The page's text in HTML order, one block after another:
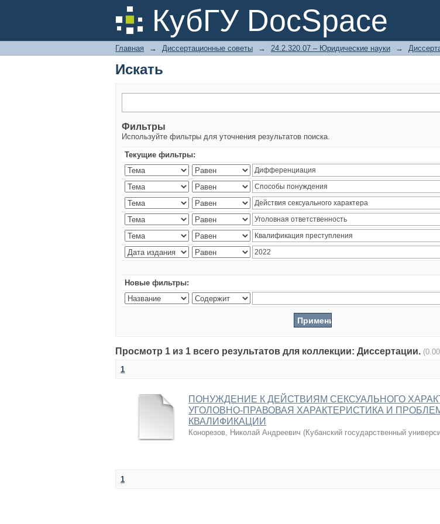
КубГУ DocSpace
Искать
Главная → Диссертационные советы → 24.2.320.07 – Юридические науки →
Искать
Фильтры
Используйте фильтры для уточнения результатов поиска.
Текущие фильтры:
Новые фильтры:
Просмотр 1 из 1 всего результатов для коллекции: Диссертации.
1
ПОНУЖДЕНИЕ К ДЕЙСТВИЯМ СЕКСУАЛЬНОГО
УГОЛОВНО-ПРАВОВАЯ ХАРАКТЕРИСТИКА И
КВАЛИФИКАЦИИ
Конорезов, Николай Андреевич (Кубанский государственный
1